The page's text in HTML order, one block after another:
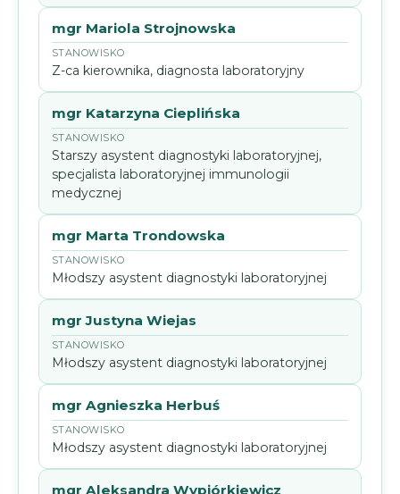
mgr Mariola Strojnowska
Z-ca kierownika, diagnosta laboratoryjny
mgr Katarzyna Cieplińska
Starszy asystent diagnostyki laboratoryjnej,
specjalista laboratoryjnej immunologii
medycznej
mgr Marta Trondowska
Młodszy asystent diagnostyki laboratoryjnej
mgr Justyna Wiejas
Młodszy asystent diagnostyki laboratoryjnej
mgr Agnieszka Herbuś
Młodszy asystent diagnostyki laboratoryjnej
mgr Aleksandra Wypiórkiewicz